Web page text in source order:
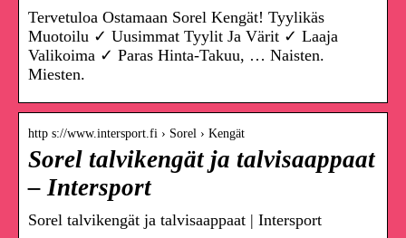
Tervetuloa Ostamaan Sorel Kengät! Tyylikäs
Muotoilu ✓ Uusimmat Tyylit Ja Värit ✓ Laaja
Valikoima ✓ Paras Hinta-Takuu, … Naisten.
Miesten.
http s://www.intersport.fi › Sorel › Kengät
Sorel talvikengät ja talvisaappaat
– Intersport
Sorel talvikengät ja talvisaappaat | Intersport